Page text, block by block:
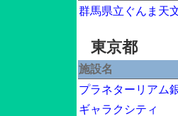
群馬県立ぐんま天
東京都
施設名
プラネターリアム
ギャラクシティ